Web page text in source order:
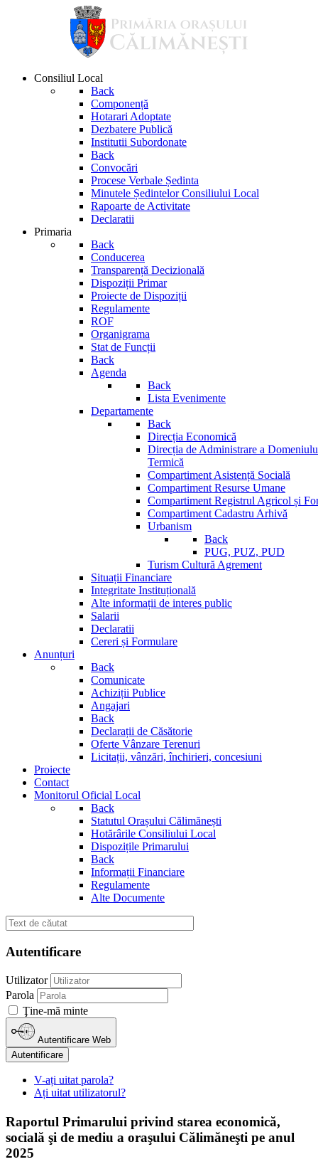
Consiliul Local
Back
Componență
Hotarari Adoptate
Dezbatere Publică
Institutii Subordonate
Back
Convocări
Procese Verbale Ședinta
Minutele Ședintelor Consiliului Local
Rapoarte de Activitate
Declaratii
Primaria
Back
Conducerea
Transparență Decizională
Dispoziții Primar
Proiecte de Dispoziții
Regulamente
ROF
Organigrama
Stat de Funcții
Back
Agenda
Back
Lista Evenimente
Departamente
Back
Direcția Economică
Direcția de Administrare a
Termică
Compartiment Asistență Socială
Compartiment Resurse Umane
Compartiment Registrul Agricol și
Compartiment Cadastru Arhivă
Urbanism
Back
PUG, PUZ, PUD
Turism Cultură Agrement
Situații Financiare
Integritate Instituțională
Alte informații de interes public
Salarii
Declaratii
Cereri și Formulare
Anunțuri
Back
Comunicate
Achiziții Publice
Angajari
Back
Declarații de Căsătorie
Oferte Vânzare Terenuri
Licitații, vânzări, închirieri, concesiuni
Proiecte
Contact
Monitorul Oficial Local
Back
Statutul Orașului Călimănești
Hotărârile Consiliului Local
Dispozițile Primarului
Back
Informații Financiare
Regulamente
Alte Documente
Autentificare
Utilizator
Parola
Ţine-mă minte
Autentificare Web
Autentificare
V-ați uitat parola?
Ați uitat utilizatorul?
Raportul Primarului privind starea economică,
socială şi de mediu a oraşului Călimăneşti pe anul
2025